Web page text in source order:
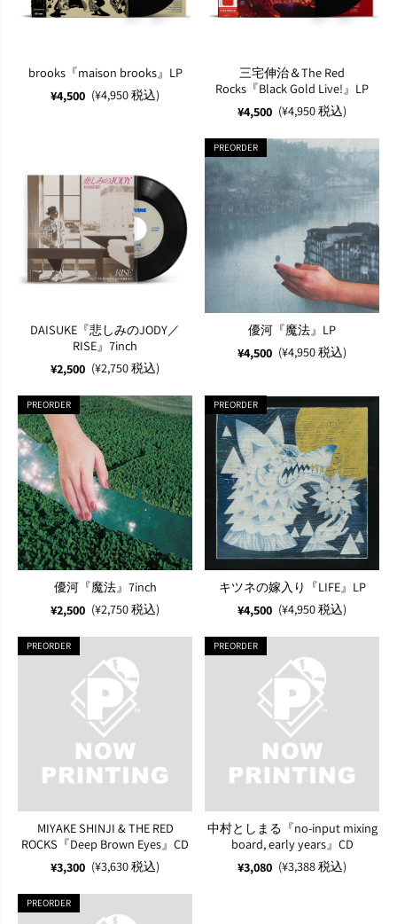
brooks『maison brooks』LP
¥4,500 (¥4,950 税込)
三宅伸治＆The Red
Rocks『Black Gold Live!』LP
¥4,500 (¥4,950 税込)
DAISUKE『悲しみのJODY／
RISE』7inch
¥2,500 (¥2,750 税込)
PREORDER
優河『魔法』LP
¥4,500 (¥4,950 税込)
PREORDER
優河『魔法』7inch
¥2,500 (¥2,750 税込)
PREORDER
キツネの嫁入り『LIFE』LP
¥4,500 (¥4,950 税込)
PREORDER
MIYAKE SHINJI & THE RED
ROCKS『Deep Brown Eyes』CD
¥3,300 (¥3,630 税込)
PREORDER
中村としまる『no-input mixing
board, early years』CD
¥3,080 (¥3,388 税込)
PREORDER